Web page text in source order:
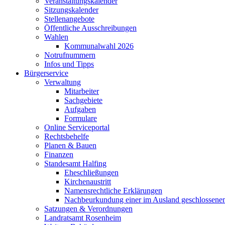
Sitzungskalender
Stellenangebote
Öffentliche Ausschreibungen
Wahlen
Kommunalwahl 2026
Notrufnummern
Infos und Tipps
Bürgerservice
Verwaltung
Mitarbeiter
Sachgebiete
Aufgaben
Formulare
Online Serviceportal
Rechtsbehelfe
Planen & Bauen
Finanzen
Standesamt Halfing
Eheschließungen
Kirchenaustritt
Namensrechtliche Erklärungen
Nachbeurkundung einer im Ausland
Satzungen & Verordnungen
Landratsamt Rosenheim